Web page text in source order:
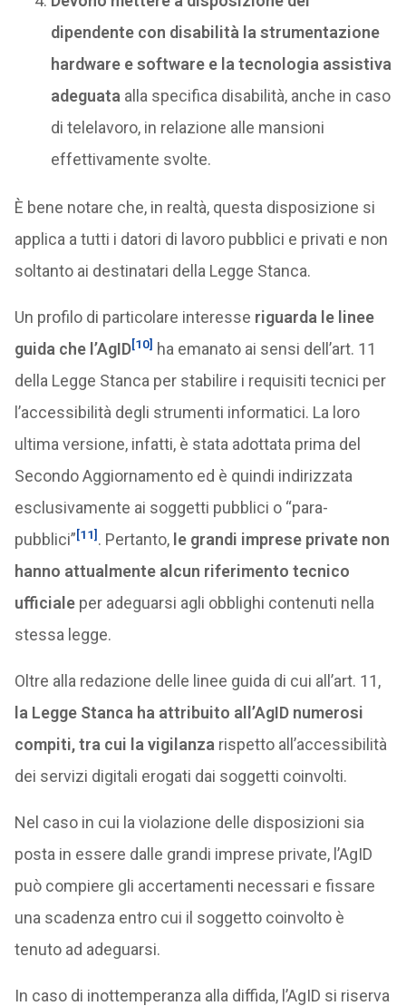
dipendente con disabilità la strumentazione
hardware e software e la tecnologia assistiva
adeguata alla specifica disabilità, anche in caso
di telelavoro, in relazione alle mansioni
effettivamente svolte.
È bene notare che, in realtà, questa disposizione si
applica a tutti i datori di lavoro pubblici e privati e non
soltanto ai destinatari della Legge Stanca.
Un profilo di particolare interesse riguarda le linee
guida che l’AgID[10] ha emanato ai sensi dell’art. 11
della Legge Stanca per stabilire i requisiti tecnici per
l’accessibilità degli strumenti informatici. La loro
ultima versione, infatti, è stata adottata prima del
Secondo Aggiornamento ed è quindi indirizzata
esclusivamente ai soggetti pubblici o “para-
pubblici”[11] . Pertanto, le grandi imprese private non
hanno attualmente alcun riferimento tecnico
ufficialeper adeguarsi agli obblighi contenuti nella
stessa legge.
Oltre alla redazione delle linee guida di cui all’art. 11,
la Legge Stanca ha attribuito all’AgID numerosi
compiti, tra cui la vigilanza rispetto all’accessibilità
dei servizi digitali erogati dai soggetti coinvolti.
Nel caso in cui la violazione delle disposizioni sia
posta in essere dalle grandi imprese private, l’AgID
può compiere gli accertamenti necessari e fissare
una scadenza entro cui il soggetto coinvolto è
tenuto ad adeguarsi.
In caso di inottemperanza alla diffida, l’AgID si riserva